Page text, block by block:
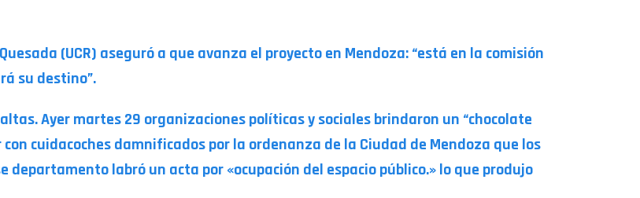
(UCR) aseguró a que avanza el proyecto en Mendoza: “está en la comisión
su destino”.
Ayer martes 29 organizaciones políticas y sociales brindaron un “chocolate
cuidacoches damnificados por la ordenanza de la Ciudad de Mendoza que los
departamento labró un acta por «ocupación del espacio público.» lo que produjo